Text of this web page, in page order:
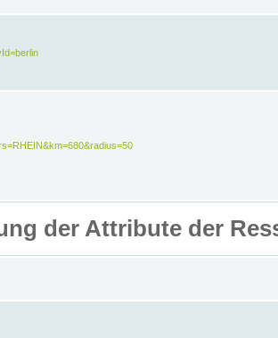
der Attribute der